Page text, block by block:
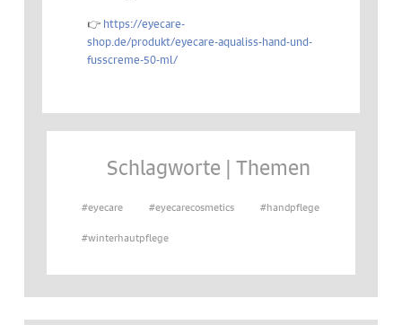
👉 https://eyecare-
shop.de/produkt/eyecare-aqualiss-hand-und-
fusscreme-50-ml/
Schlagworte | Themen
#eyecare #eyecarecosmetics #handpflege
#winterhautpflege